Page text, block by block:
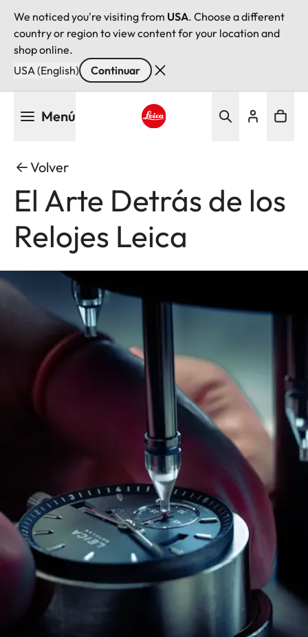
We noticed you're visiting from USA. Choose a different
country or region to view content for your location and
shop online.
USA (English)
Continuar
Menú
Volver
El Arte Detrás de los
Relojes Leica